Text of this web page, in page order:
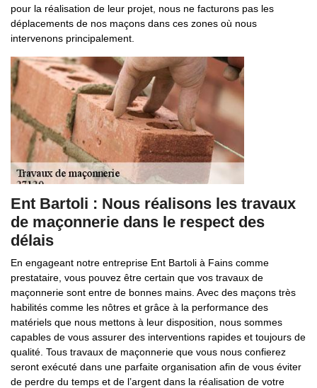
pour la réalisation de leur projet, nous ne facturons pas les
déplacements de nos maçons dans ces zones où nous
intervenons principalement.
Ent Bartoli : Nous réalisons les travaux
de maçonnerie dans le respect des
délais
En engageant notre entreprise Ent Bartoli à Fains comme
prestataire, vous pouvez être certain que vos travaux de
maçonnerie sont entre de bonnes mains. Avec des maçons très
habilités comme les nôtres et grâce à la performance des
matériels que nous mettons à leur disposition, nous sommes
capables de vous assurer des interventions rapides et toujours de
qualité. Tous travaux de maçonnerie que vous nous confierez
seront exécuté dans une parfaite organisation afin de vous éviter
de perdre du temps et de l’argent dans la réalisation de votre